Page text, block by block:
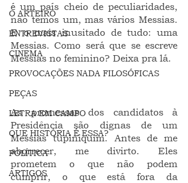
O ARTEIRO
ENTREVISTAS
CINEMA
PROVOCAÇÕES NADA FILOSÓFICAS
PEÇAS
LETRA EM CAMPO
QUE HISTÓRIA É ESSA?
POLÍTICA
ARTIGOS
é um país cheio de peculiaridades,
não temos um, mas vários Messias.
E o mais inusitado de tudo: uma
Messias. Como será que se escreve
Messias no feminino? Deixa pra lá.
As promessas dos candidatos à
Presidência são dignas de um
Messias tupiniquim. Antes de me
aborrecer, me divirto. Eles
prometem o que não podem
cumprir, o que está fora da